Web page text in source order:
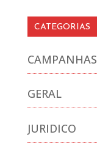
CATEGORIAS
CAMPANHAS
GERAL
JURIDICO